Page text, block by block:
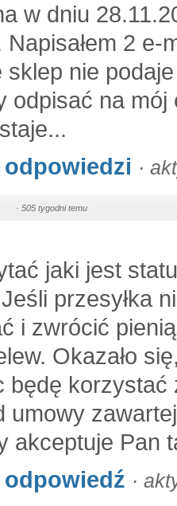
w dniu
2
sklep nie
odpisać na
odpowiedzi ·
· 505 tygodni temu
jaki jest
przesyłka
i zwrócić
Okazało
będę
umowy
akceptuje Pan
odpowiedź ·